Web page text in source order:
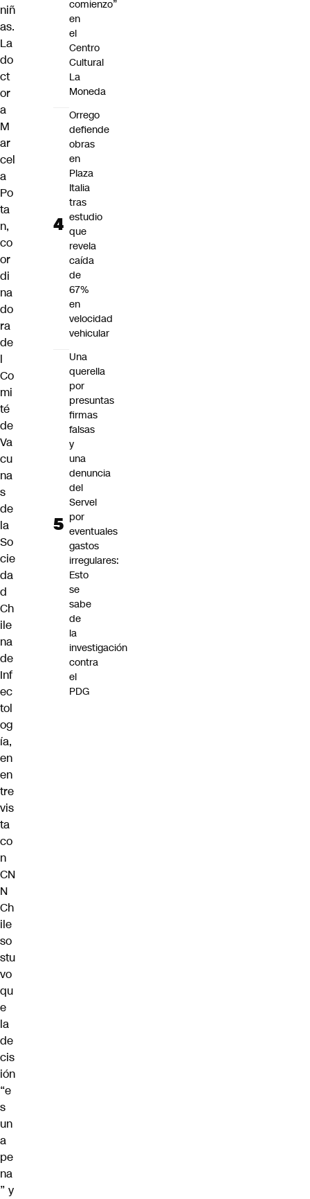
niñ
as.
La
do
ct
or
a
M
ar
cel
a
Po
ta
n,
co
or
di
na
do
ra
de
l
Co
mi
té
de
Va
cu
na
s
de
la
So
cie
da
d
Ch
ile
na
de
Inf
ec
tol
og
ía,
en
en
tre
vis
ta
co
n
CN
N
Ch
ile
so
stu
vo
qu
e
la
de
cis
ión
“e
s
un
a
pe
na
” y
comienzo”
en
el
Centro
Cultural
La
Moneda
Orrego
defiende
obras
en
Plaza
Italia
tras
estudio
que
revela
caída
de
67%
en
velocidad
vehicular
Una
querella
por
presuntas
firmas
falsas
y
una
denuncia
del
Servel
por
eventuales
gastos
irregulares:
Esto
se
sabe
de
la
investigación
contra
el
PDG